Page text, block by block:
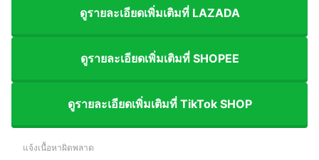
ดูรายละเอียดเพิ่มเติมที่ LAZADA
ดูรายละเอียดเพิ่มเติมที่ SHOPEE
ดูรายละเอียดเพิ่มเติมที่ TikTok SHOP
แจ้งเนื้อหาผิดพลาด